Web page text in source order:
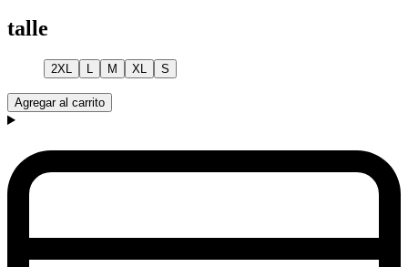
talle
2XL L M XL S
Agregar al carrito